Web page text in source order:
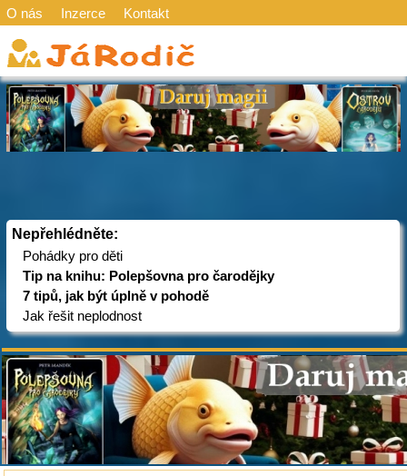
O nás Inzerce Kontakt
Nepřehlédněte:
Pohádky pro děti
Tip na knihu: Polepšovna pro čarodějky
7 tipů, jak být úplně v pohodě
Jak řešit neplodnost